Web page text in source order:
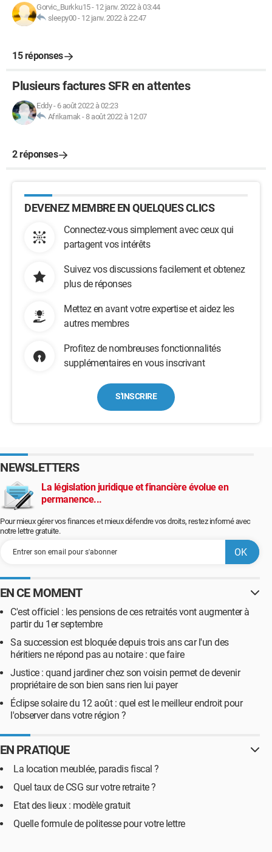
Gorvic_Burkku15- 12 janv. 2022 à 03:44
sleepy00- 12 janv. 2022 à 22:47
15 réponses
Plusieurs factures SFR en attentes
Eddy- 6 août 2022 à 02:23
Afrikarnak-8 août 2022 à 12:07
2 réponses
DEVENEZ MEMBRE EN QUELQUES CLICS
Connectez-vous simplement avec ceux qui
partagent vos intérêts
Suivez vos discussions facilement et obtenez
plus de réponses
Mettez en avant votre expertise et aidez les
autres membres
Profitez de nombreuses fonctionnalités
supplémentaires en vous inscrivant
S'INSCRIRE
NEWSLETTERS
La législation juridique et financière évolue en
permanence...
Pour mieux gérer vos finances et mieux défendre vos droits, restez informé avec
notre lettre gratuite.
EN CE MOMENT
C'est officiel : les pensions de ces retraités vont augmenter à
partir du 1er septembre
Sa succession est bloquée depuis trois ans car l'un des
héritiers ne répond pas au notaire : que faire
Justice : quand jardiner chez son voisin permet de devenir
propriétaire de son bien sans rien lui payer
Éclipse solaire du 12 août : quel est le meilleur endroit pour
l'observer dans votre région ?
EN PRATIQUE
La location meublée, paradis fiscal ?
Quel taux de CSG sur votre retraite ?
Etat des lieux : modèle gratuit
Quelle formule de politesse pour votre lettre